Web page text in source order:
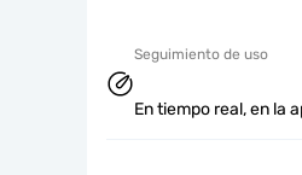
Seguimiento de uso
En tiempo real, en la